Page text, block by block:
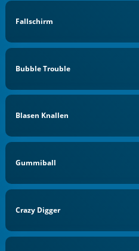
Fallschirm
Bubble Trouble
Blasen Knallen
Gummiball
Crazy Digger